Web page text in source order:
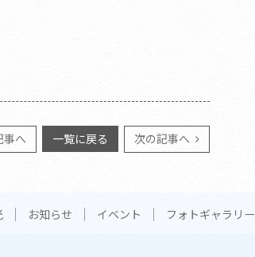
事へ 一覧に戻る 次の記事へ
お知らせ イベント フォトギャラリー